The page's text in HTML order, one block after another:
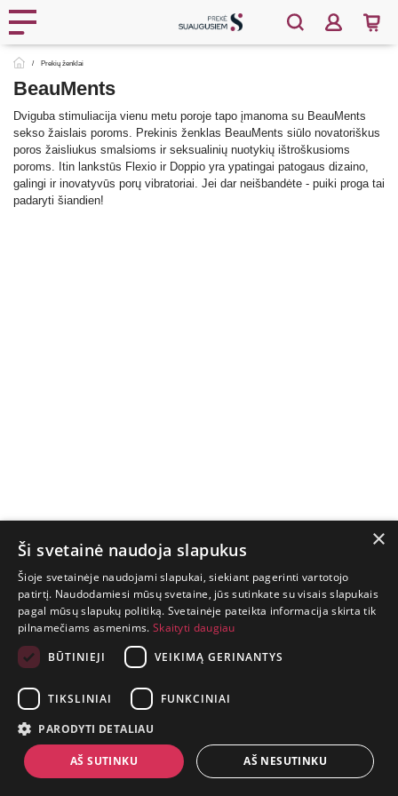
Prekių ženklai
BeauMents
Dviguba stimuliacija vienu metu poroje tapo įmanoma su BeauMents
sekso žaislais poroms. Prekinis ženklas BeauMents siūlo novatoriškus
poros žaisliukus smalsioms ir seksualinių nuotykių ištroškusioms
poroms. Itin lankstūs Flexio ir Doppio yra ypatingai patogaus dizaino,
galingi ir inovatyvūs porų vibratoriai. Jei dar neišbandėte - puiki proga tai
padaryti šiandien!
GYVENIMAS
TRUMPAS.
PATIRK
NUOTYKĮ.
+370 650 88860
P. Lukšio g. 2, Vilnius ("Sigma" teritorija)
×
Ši svetainė naudoja slapukus
Šioje svetainėje naudojami slapukai, siekiant pagerinti vartotojo
patirtį. Naudodamiesi mūsų svetaine, jūs sutinkate su visais slapukais
pagal mūsų slapukų politiką. Svetainėje pateikta informacija skirta tik
pilnamečiams asmenims. Skaityti daugiau
BŪTINIEJI
VEIKIMĄ GERINANTYS
TIKSLINIAI FUNKCINIAI
PARODYTI DETALIAU
AŠ SUTINKU AŠ NESUTINKU